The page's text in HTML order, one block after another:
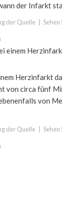
der Infarkt
der Quelle Sehen
einem
Herzinfarkt
von circa fünf
von
der Quelle Sehen